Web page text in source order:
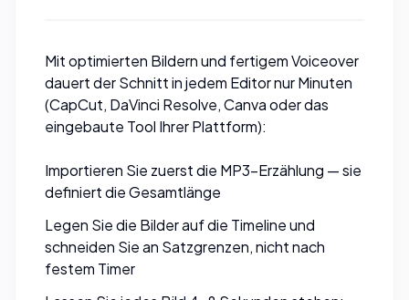
Mit optimierten Bildern und fertigem Voiceover
dauert der Schnitt in jedem Editor nur Minuten
(CapCut, DaVinci Resolve, Canva oder das
eingebaute Tool Ihrer Plattform):
Importieren Sie zuerst die MP3-Erzählung — sie
definiert die Gesamtlänge
Legen Sie die Bilder auf die Timeline und
schneiden Sie an Satzgrenzen, nicht nach
festem Timer